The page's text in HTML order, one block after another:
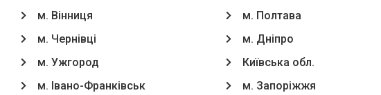
м. Вінниця
м. Чернівці
м. Ужгород
м. Івано-Франківськ
м. Полтава
м. Дніпро
Київська обл.
м. Запоріжжя